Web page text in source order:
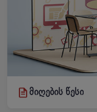
მიღების წესი